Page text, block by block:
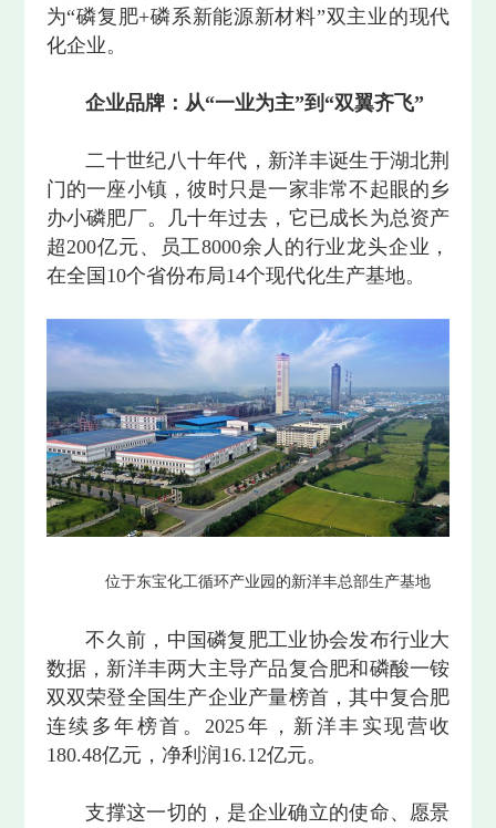
为“磷复肥+磷系新能源新材料”双主业的现代
化企业。
企业品牌：从“一业为主”到“双翼齐飞”
二十世纪八十年代，新洋丰诞生于湖北荆
门的一座小镇，彼时只是一家非常不起眼的乡
办小磷肥厂。几十年过去，它已成长为总资产
超200亿元、员工8000余人的行业龙头企业，
在全国10个省份布局14个现代化生产基地。
位于东宝化工循环产业园的新洋丰总部生产基地
不久前，中国磷复肥工业协会发布行业大
数据，新洋丰两大主导产品复合肥和磷酸一铵
双双荣登全国生产企业产量榜首，其中复合肥
连续多年榜首。2025年，新洋丰实现营收
180.48亿元，净利润16.12亿元。
支撑这一切的，是企业确立的使命、愿景